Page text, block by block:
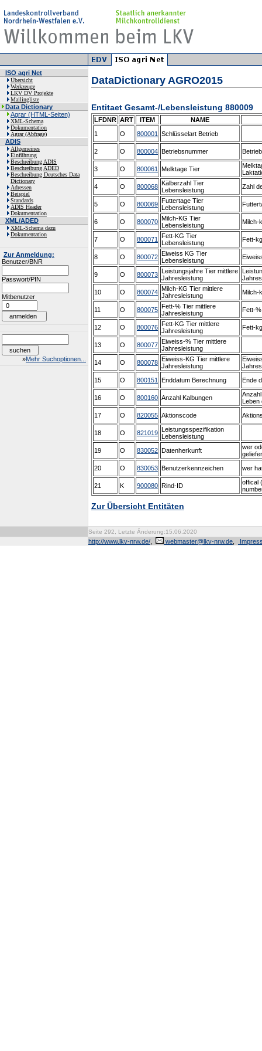
ISO agri Net
Übersicht
Werkzeuge
LKV DV Projekte
Mailingliste
Data Dictionary
Agrar (HTML-Seiten)
XML-Schema
Dokumentation
Agrar (Abfrage)
ADIS
Allgemeines
Einführung
Beschreibung ADIS
Beschreibung ADED
Beschreibung Deutsches Data
Dictionary
Adressen
Beispiel
Standards
ADIS Header
Dokumentation
XML/ADED
XML-Schema dazu
Dokumentation
Zur Anmeldung:
Benutzer/BNR
Passwort/PIN
Mitbenutzer
»Mehr Suchoptionen...
DataDictionary AGRO2015
Entitaet Gesamt-/Lebensleistung 880009
LFDNR ART ITEM
NAME
1
O 800001 Schlüsselart Betrieb
2 O 800004 Betriebsnummer
3 O 800061 Melktage Tier
4
O 800068 Kälberzahl Tier
Lebensleistung
Zahl
5 O 800069 Futtertage Tier
Lebensleistung
6 O 800070 Milch-KG Tier
Lebensleistung
Milch-
7 O 800071
Fett-KG Tier
Lebensleistung
Fett-
8 O 800072 Eiweiss KG Tier
Lebensleistung
9 O 800073 Leistungsjahre Tier mittlere
Jahresleistung
10
O 800074 Milch-KG Tier mittlere
Jahresleistung
Milch-
11 O 800075 Fett-% Tier mittlere
Jahresleistung
Fett-
12 O 800076 Fett-KG Tier mittlere
Jahresleistung
Fett-
13 O 800077 Eiweiss-% Tier mittlere
Jahresleistung
14
O 800078 Eiweiss-KG Tier mittlere
Jahresleistung
15
O 800151 Enddatum Berechnung Ende
16 O 800160 Anzahl Kalbungen
Leben
17
O 820055 Aktionscode
18 O 821019 Leistungsspezifikation
Lebensleistung
19
O 830052 Datenherkunft
wer
20
O 830053 Benutzerkennzeichen wer
21 K 900080 Rind-ID
offical
Zur Übersicht Entitäten
Seite 292, Letzte Änderung:15.06.2020
http://www.lkv-nrw.de/ webmaster@lkv-nrw.de